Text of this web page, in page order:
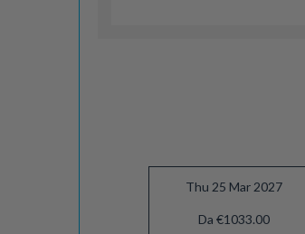
Thu 25 Mar 2027
Da €1033.00